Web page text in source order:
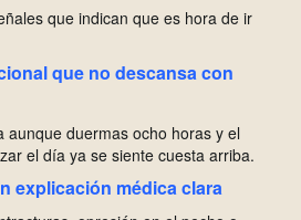
que indican que es hora de ir
que no descansa con
aunque duermas ocho horas y el
el día ya se siente cuesta arriba.
explicación médica clara